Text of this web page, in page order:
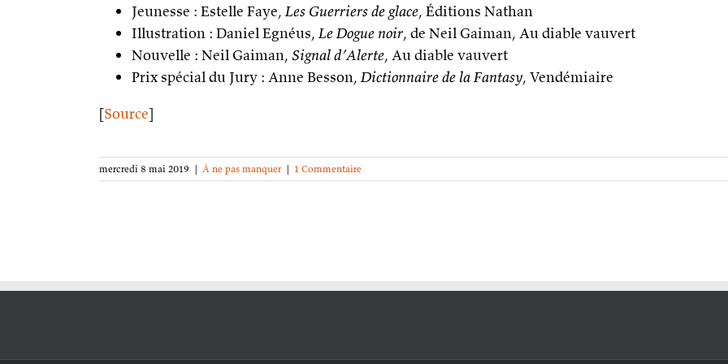
Jeunesse : Estelle Faye, Les Guerriers de glace, Éditions Nathan
Illustration : Daniel Egnéus, Le Dogue noir, de Neil Gaiman, Au diable vauvert
Nouvelle : Neil Gaiman, Signal d’Alerte, Au diable vauvert
Prix spécial du Jury : Anne Besson, Dictionnaire de la Fantasy, Vendémiaire
[Source]
mercredi 8 mai 2019 | À ne pas manquer | 1 Commentaire